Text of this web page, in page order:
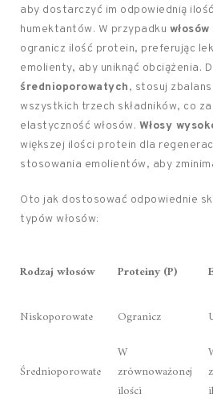
aby dostarczyć im odpowiednią
humektantów. W przypadku
ogranicz ilość protein, preferując
emolienty, aby uniknąć obciążenia.
średnioporowatych, stosuj
wszystkich trzech składników, co
elastyczność włosów. Włosy
większej ilości protein dla
stosowania emolientów, aby
Oto jak dostosować odpowiednie
typów włosów:
Rodzaj włosów Proteiny (P)
Niskoporowate
Ogranicz
Średnioporowate
W
zrównoważonej
ilości